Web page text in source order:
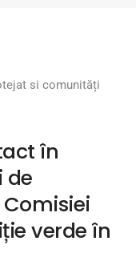
si comunități
în
de
verde în